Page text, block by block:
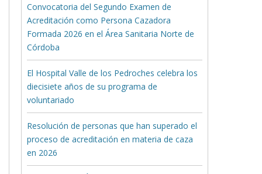
Convocatoria del Segundo Examen de
Acreditación como Persona Cazadora
Formada 2026 en el Área Sanitaria Norte de
Córdoba
El Hospital Valle de los Pedroches celebra los
diecisiete años de su programa de
voluntariado
Resolución de personas que han superado el
proceso de acreditación en materia de caza
en 2026